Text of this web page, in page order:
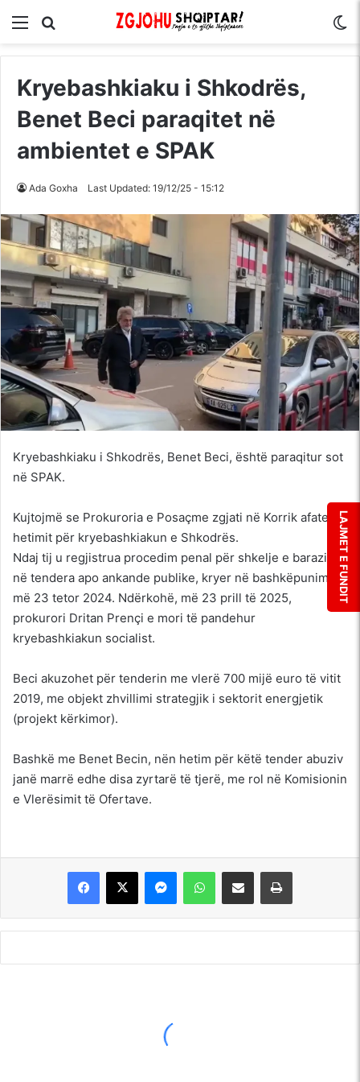
Menu
Kryebashkiaku i Shkodrës,
Benet Beci paraqitet në
ambientet e SPAK
Ada Goxha Last Updated: 19/12/25 - 15:12
Kryebashkiaku i Shkodrës, Benet Beci, është paraqitur sot
në SPAK.
Kujtojmë se Prokuroria e Posaçme zgjati në Korrik afatet e
hetimit për kryebashkiakun e Shkodrës.
Ndaj tij u regjistrua procedim penal për shkelje e barazisë
në tendera apo ankande publike, kryer në bashkëpunim,
më 23 tetor 2024. Ndërkohë, më 23 prill të 2025,
prokurori Dritan Prençi e mori të pandehur
kryebashkiakun socialist.
Beci akuzohet për tenderin me vlerë 700 mijë euro të vitit
2019, me objekt zhvillimi strategjik i sektorit energjetik
(projekt kërkimor).
Bashkë me Benet Becin, nën hetim për këtë tender abuziv
janë marrë edhe disa zyrtarë të tjerë, me rol në Komisionin
e Vlerësimit të Ofertave.
LAJMET E FUNDIT